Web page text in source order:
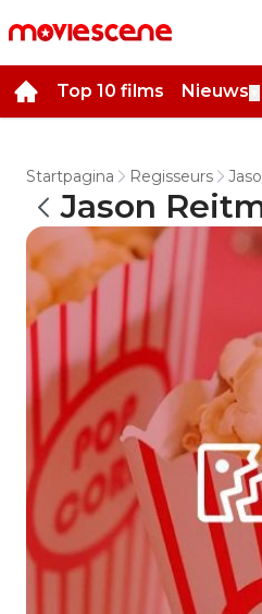
Top 10 films Nieuws
Startpagina Regisseurs
Jason